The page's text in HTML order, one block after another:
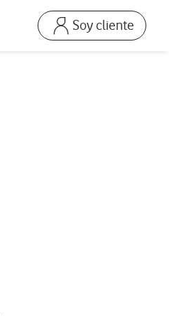
Soy cliente
Ir a la pagina